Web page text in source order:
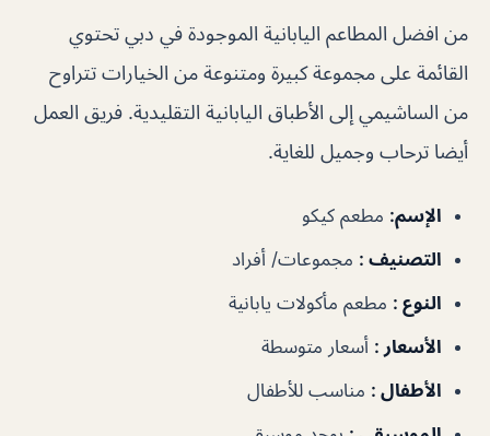
من افضل المطاعم اليابانية الموجودة في دبي تحتوي
القائمة على مجموعة كبيرة ومتنوعة من الخيارات تتراوح
من الساشيمي إلى الأطباق اليابانية التقليدية. فريق العمل
أيضا ترحاب وجميل للغاية.
الإسم: مطعم كيكو
التصنيف : مجموعات/ أفراد
النوع : مطعم مأكولات يابانية
الأسعار : أسعار متوسطة
الأطفال : مناسب للأطفال